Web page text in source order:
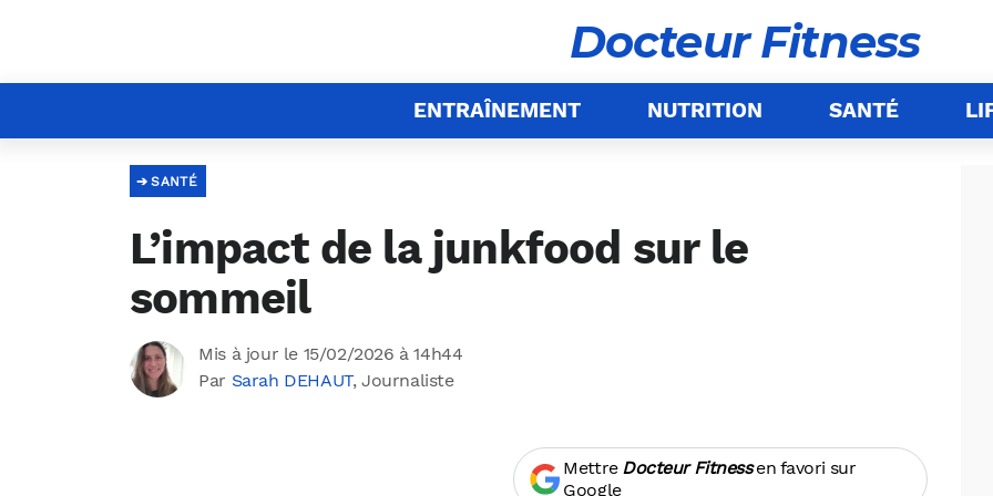
Docteur Fitness
ENTRAÎNEMENT NUTRITION SANTÉ
SANTÉ
L’impact de la junkfood sur le
sommeil
Mis à jour le 15/02/2026 à 14h44
Par Sarah DEHAUT, Journaliste
Mettre Docteur Fitnessen favori sur
Google